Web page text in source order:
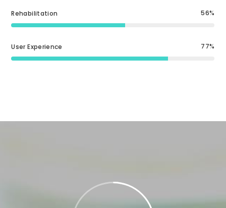
Rehabilitation 56
User Experience 77